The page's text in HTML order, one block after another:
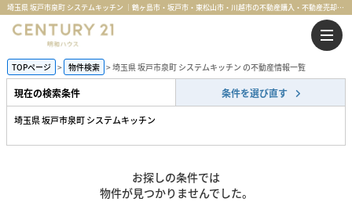
埼玉県 坂戸市泉町 システムキッチン ｜鶴ヶ島市・坂戸市・東松山市・川越市の不動産購入・不動産売却のことならセンチュリー21明和ハウス
TOPページ 物件検索 埼玉県 坂戸市泉町 システムキッチン の不動産情報一覧
現在の検索条件 条件を選び直す
埼玉県 坂戸市泉町 システムキッチン
お探しの条件では
物件が見つかりませんでした。